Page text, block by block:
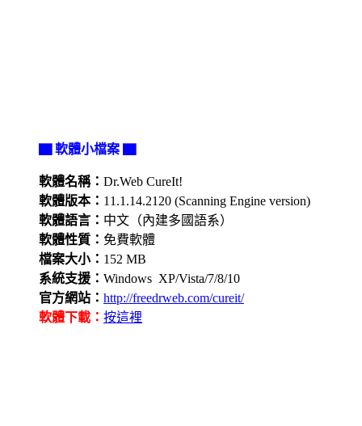
▇ 軟體小檔案 ▇
軟體名稱： Dr.Web CureIt!
軟體版本： 11.1.14.2120 (Scanning Engine version)
軟體語言： 中文（內建多國語系）
軟體性質： 免費軟體
檔案大小： 152 MB
系統支援： Windows XP/Vista/7/8/10
官方網站： http://freedrweb.com/cureit/
軟體下載： 按這裡